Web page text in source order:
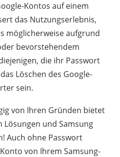
Kontos auf einem
das Nutzungserlebnis,
möglicherweise aufgrund
bevorstehendem
die ihr Passwort
Löschen des Google-
sein.
von Ihren Gründen bietet
Lösungen und Samsung
Auch ohne Passwort
von Ihrem Samsung-